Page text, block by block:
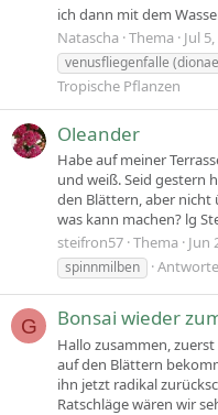
ich dann mit dem
Natascha Thema Jul
venusfliegenfalle
Tropische Pflanzen
Oleander
Habe auf meiner
und weiß. Seid gestern
den Blättern, aber nicht
was kann machen? lg
steifron57 Thema Jun
spinnmilben
G Bonsai wieder
Hallo zusammen,
auf den Blättern
ihn jetzt radikal
Ratschläge wären wir